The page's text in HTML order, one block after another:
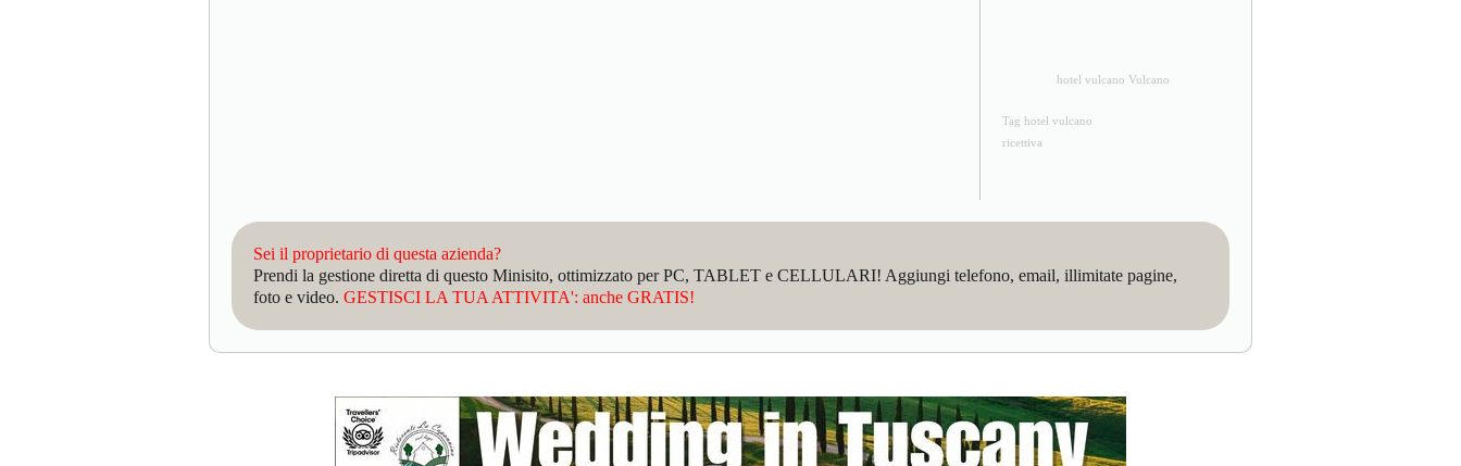
hotel vulcano Vulcano
Tag hotel vulcano
ricettiva
Sei il proprietario di questa azienda?
Prendi la gestione diretta di questo Minisito, ottimizzato per PC, TABLET e CELLULARI! Aggiungi telefono, email, illimitate pagine,
foto e video. GESTISCI LA TUA ATTIVITA': anche GRATIS!